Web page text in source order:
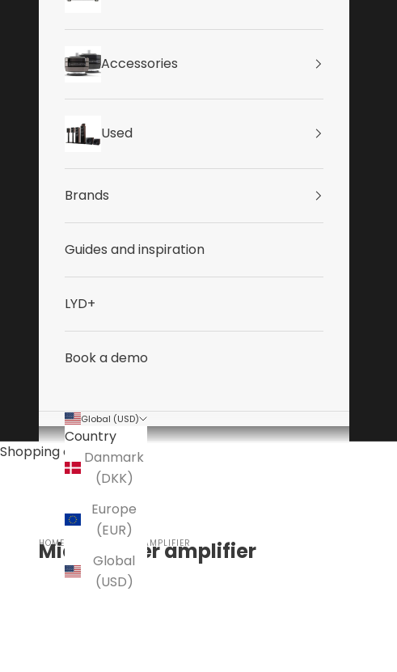
Accessories
Used
Brands
Guides and inspiration
LYD+
Book a demo
Global (USD)
Country
Danmark
(DKK)
Europe
(EUR)
Global
(USD)
Shopping cart
HOME MICHI POWER AMPLIFIER
Michi power amplifier